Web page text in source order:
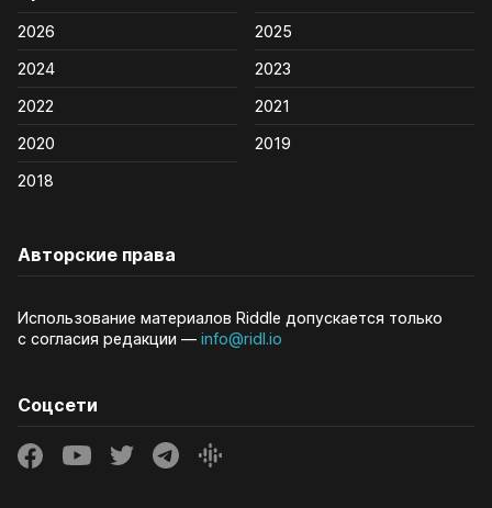
2026
2025
2024
2023
2022
2021
2020
2019
2018
Авторские права
Использование материалов Riddle допускается только
с согласия редакции — info@ridl.io
Соцсети